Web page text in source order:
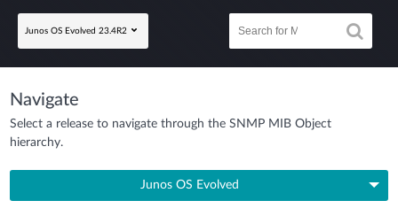
Junos OS Evolved 23.4R2
Navigate
Select a release to navigate through the SNMP MIB Object
hierarchy.
Junos OS Evolved